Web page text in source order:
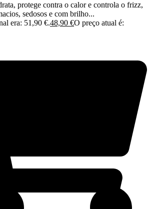
protege contra o calor e controla o frizz,
sedosos e com brilho...
era: 51,90 €.48,90 €O preço atual é: